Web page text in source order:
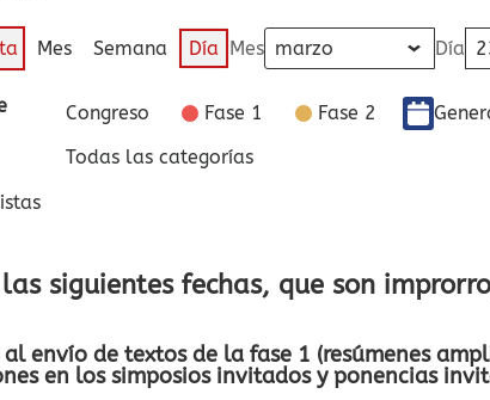
Mes Semana Día Mes Día
Congreso Fase 1 Fase 2
Todas las categorías
las siguientes fechas, que son
al envío de textos de la fase 1 (resúmenes
en los simposios invitados y ponencias